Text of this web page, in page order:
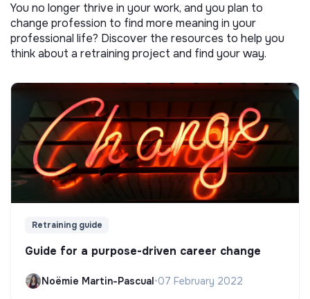
You no longer thrive in your work, and you plan to
change profession to find more meaning in your
professional life? Discover the resources to help you
think about a retraining project and find your way.
Retraining guide
Guide for a purpose-driven career change
Noëmie Martin-Pascual•07 February 2022